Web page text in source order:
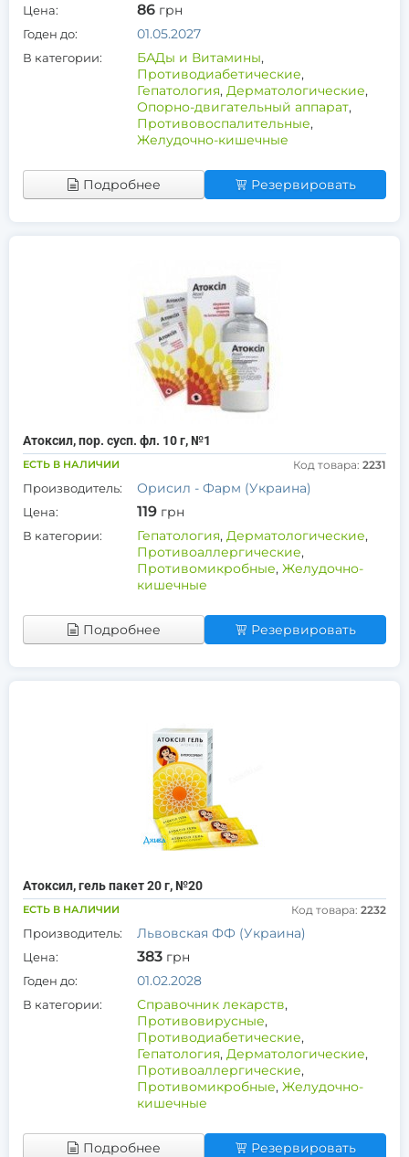
Цена: 86 грн
Годен до: 01.05.2027
В категории: БАДы и Витамины,
Противодиабетические,
Гепатология, Дерматологические,
Опорно-двигательный аппарат,
Противовоспалительные,
Желудочно-кишечные
Подробнее Резервировать
Атоксил, пор. сусп. фл. 10 г, №1
ЕСТЬ В НАЛИЧИИ Код товара: 2231
Производитель: Орисил - Фарм (Украина)
Цена: 119 грн
В категории: Гепатология, Дерматологические,
Противоаллергические,
Противомикробные, Желудочно-
кишечные
Подробнее Резервировать
Атоксил, гель пакет 20 г, №20
ЕСТЬ В НАЛИЧИИ Код товара: 2232
Производитель: Львовская ФФ (Украина)
Цена: 383 грн
Годен до: 01.02.2028
В категории: Справочник лекарств,
Противовирусные,
Противодиабетические,
Гепатология, Дерматологические,
Противоаллергические,
Противомикробные, Желудочно-
кишечные
Подробнее Резервировать